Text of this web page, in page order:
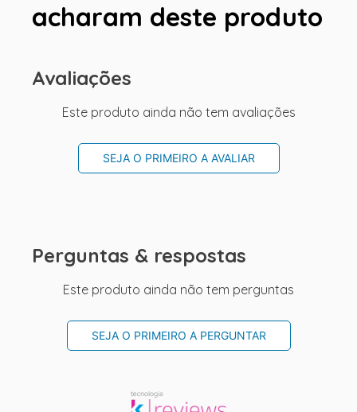
acharam deste produto
Avaliações
Este produto ainda não tem avaliações
SEJA O PRIMEIRO A AVALIAR
Perguntas & respostas
Este produto ainda não tem perguntas
SEJA O PRIMEIRO A PERGUNTAR